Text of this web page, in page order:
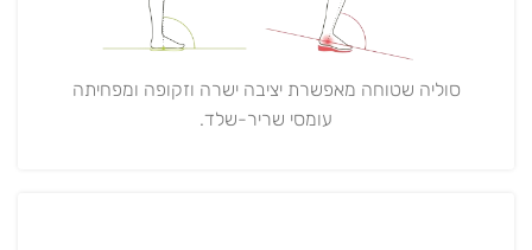
סוליה שטוחה מאפשרת יציבה ישרה וזקופה ומפחיתה
עומסי שריר-שלד.